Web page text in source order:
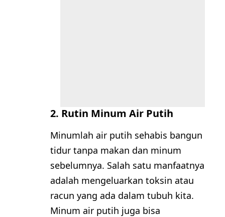
2. Rutin Minum Air Putih
Minumlah air putih sehabis bangun
tidur tanpa makan dan minum
sebelumnya. Salah satu manfaatnya
adalah mengeluarkan toksin atau
racun yang ada dalam tubuh kita.
Minum air putih juga bisa